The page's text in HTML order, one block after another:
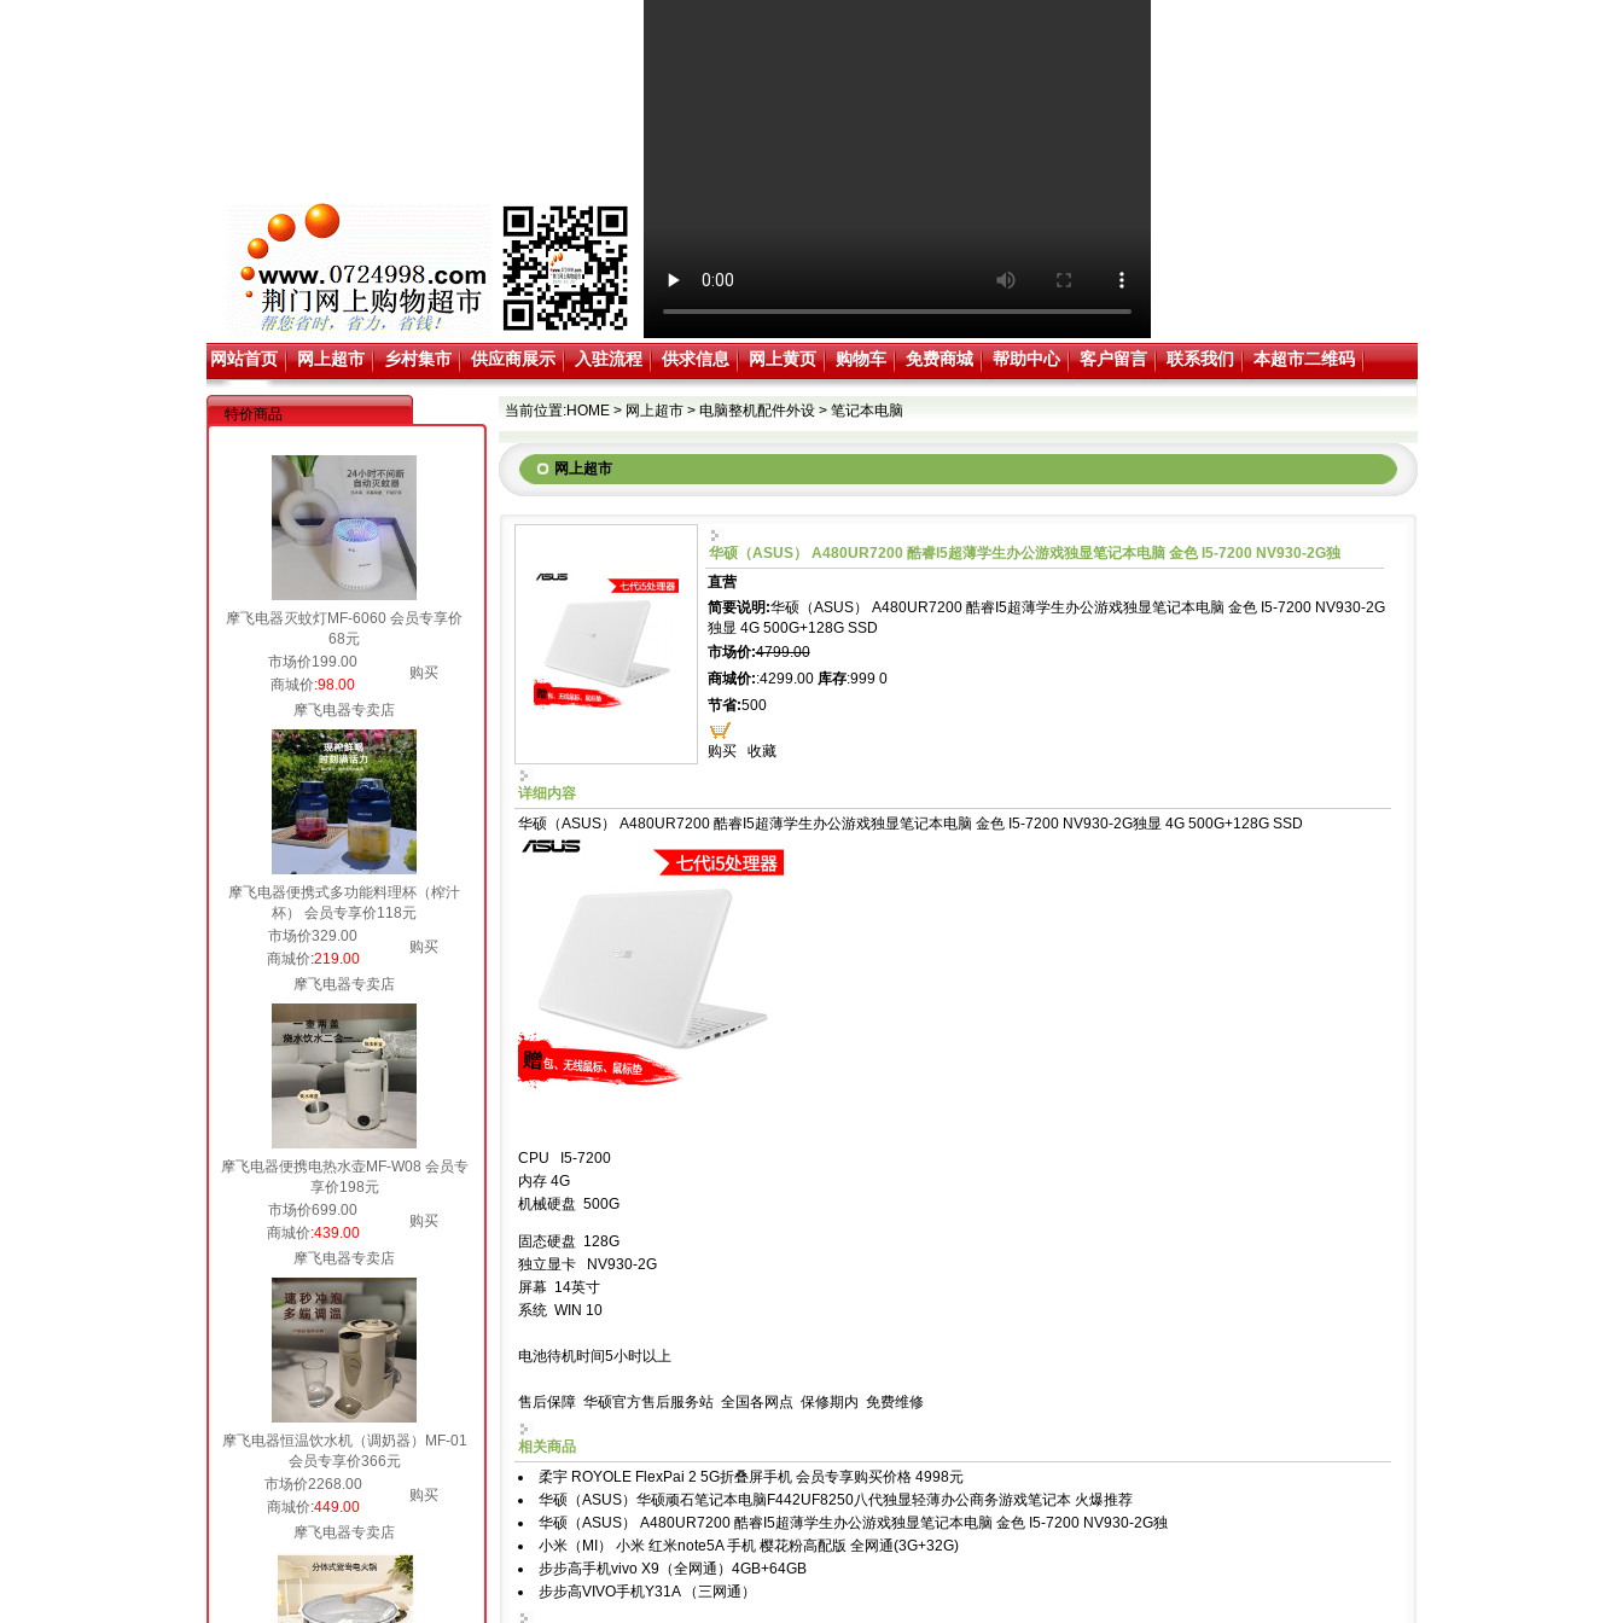
网站首页 网上超市 乡村集市 供应商展示 入驻流程 供求信息 网上黄页 购物车 免费商城 帮助中心 客户留言 联系我们 本超市二维码
特价商品
摩飞电器灭蚊灯MF-6060 会员专享价
68元
市场价199.00
购买
商城价:98.00
摩飞电器专卖店
摩飞电器便携式多功能料理杯（榨汁
杯） 会员专享价118元
市场价329.00
购买
商城价:219.00
摩飞电器专卖店
摩飞电器便携电热水壶MF-W08 会员专
享价198元
市场价699.00
购买
商城价:439.00
摩飞电器专卖店
摩飞电器恒温饮水机（调奶器）MF-01
会员专享价366元
市场价2268.00
购买
商城价:449.00
摩飞电器专卖店
当前位置:HOME> 网上超市> 电脑整机配件外设> 笔记本电脑
网上超市
华硕（ASUS） A480UR7200 酷睿I5超薄学生办公游戏独显笔记本电脑 金色 I5-7200 NV930-2G独
直营
简要说明:华硕（ASUS） A480UR7200 酷睿I5超薄学生办公游戏独显笔记本电脑 金色 I5-7200 NV930-2G
独显 4G 500G+128G SSD
市场价:4799.00
商城价::4299.00 库存:999 0
节省:500
购买 收藏
详细内容
华硕（ASUS） A480UR7200 酷睿I5超薄学生办公游戏独显笔记本电脑 金色 I5-7200 NV930-2G独显 4G 500G+128G SSD
CPU I5-7200
内存 4G
机械硬盘 500G
固态硬盘 128G
独立显卡 NV930-2G
屏幕 14英寸
系统 WIN 10
电池待机时间5小时以上
售后保障 华硕官方售后服务站 全国各网点 保修期内 免费维修
相关商品
柔宇 ROYOLE FlexPai 2 5G折叠屏手机 会员专享购买价格 4998元
华硕（ASUS）华硕顽石笔记本电脑F442UF8250八代独显轻薄办公商务游戏笔记本 火爆推荐
华硕（ASUS） A480UR7200 酷睿I5超薄学生办公游戏独显笔记本电脑 金色 I5-7200 NV930-2G独
小米（MI） 小米 红米note5A 手机 樱花粉高配版 全网通(3G+32G)
步步高手机vivo X9（全网通）4GB+64GB
步步高VIVO手机Y31A （三网通）